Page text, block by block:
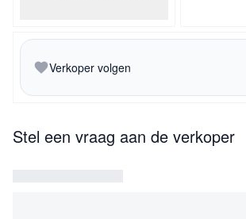
Verkoper volgen
Stel een vraag aan de verkoper